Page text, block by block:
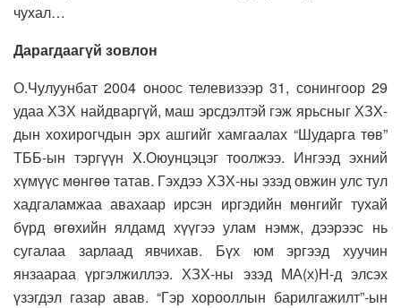
чухал…
Дарагдаагүй зовлон
О.Чулуунбат 2004 оноос телевизээр 31, сонингоор 29
удаа ХЗХ найдваргүй, маш эрсдэлтэй гэж ярьсныг ХЗХ-
дын хохирогчдын эрх ашгийг хамгаалах “Шударга төв”
ТББ-ын тэргүүн X.Оюунцэцэг тоолжээ. Ингээд эхний
хүмүүс мөнгөө татав. Гэхдээ ХЗХ-ны эзэд овжин улс тул
хадгаламжаа авахаар ирсэн иргэдийн мөнгийг тухай
бүрд өгөхийн ялдамд хүүгээ улам нэмж, дээрээс нь
сугалаа зарлаад явчихав. Бүх юм эргээд хуучин
янзаараа үргэлжиллээ. ХЗХ-ны эзэд МА(х)Н-д элсэх
үзэгдэл газар авав. “Гэр хорооллын барилгажилт”-ын